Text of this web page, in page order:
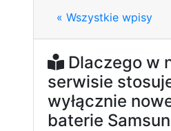
« Wszystkie wpisy
Dlaczego w
serwisie
wyłącznie
baterie